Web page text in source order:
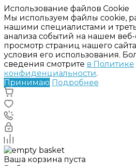
Использование файлов Cookie
Мы используем файлы cookie,
нашими специалистами и
анализа событий на нашем
просмотр страниц нашего
условия его использования.
сведения смотрите в Политике
конфиденциальности.
Принимаю Подробнее
Ваша корзина пуста